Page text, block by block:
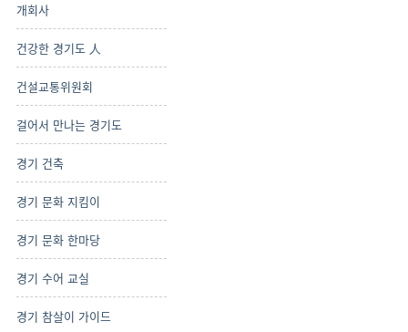
개회사
건강한 경기도 人
건설교통위원회
걸어서 만나는 경기도
경기 건축
경기 문화 지킴이
경기 문화 한마당
경기 수어 교실
경기 참살이 가이드